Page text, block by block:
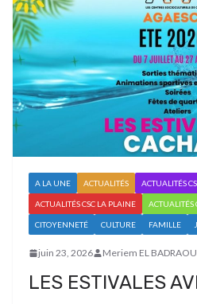
A LA UNE ACTUALITÉS ACTUALITÉS
ACTUALITÉS CSC LA PLAINE ACTUALITÉS
CITOYENNETÉ CULTURE FAMILLE
juin 23, 2026 Meriem EL
LES ESTIVALES